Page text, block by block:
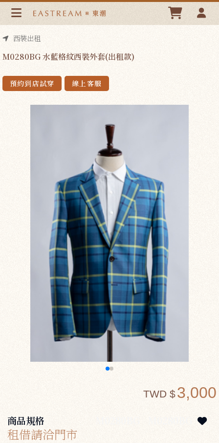
M0280BG 水藍格紋西裝外套(出租款) | 東潮時裝西服
EASTREAM
西裝出租
M0280BG 水藍格紋西裝外套(出租款)
預約到店試穿 線上客服
3,000
TWD $
商品規格
租借請洽門市